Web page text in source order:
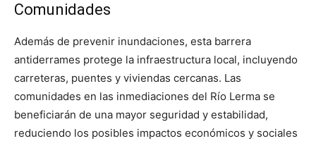
Comunidades
Además de prevenir inundaciones, esta barrera
antiderrames protege la infraestructura local, incluyendo
carreteras, puentes y viviendas cercanas. Las
comunidades en las inmediaciones del Río Lerma se
beneficiarán de una mayor seguridad y estabilidad,
reduciendo los posibles impactos económicos y sociales